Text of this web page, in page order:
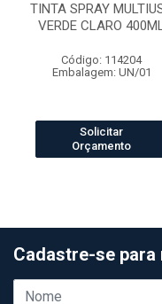
TINTA SPRAY
VERDE CLARO
Código: 114204
Embalagem: UN/01
Solicitar
Orçamento
Cadastre-se